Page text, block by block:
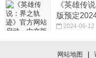
《英雄传
版预定
2024-06-12
网站地图